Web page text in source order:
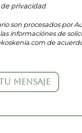
privacidad
son procesados por
informaciónes de
de